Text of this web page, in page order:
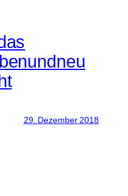
29. Dezember 2018